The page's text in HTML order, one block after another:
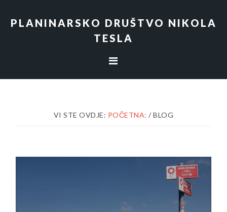
PLANINARSKO DRUŠTVO NIKOLA
TESLA
VI STE OVDJE: POČETNA:/ BLOG